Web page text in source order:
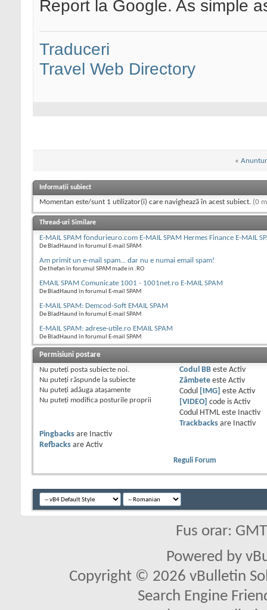
Report la Google. As simple
Traduceri
Travel Web Directory
«
Informații subiect
Momentan este/sunt 1 utilizator(i) care navighează în acest subiect. (0
Thread-uri Similare
E-MAIL SPAM fondurieuro.com E-MAIL SPAM Hermes Finance E-MAIL
De BladHaund în forumul E-mail SPAM
Am primit un e-mail spam... dar nu e numai email spam!
De thefan în forumul SPAM made in .RO
EMAIL SPAM Comunicate 1001 - 1001net.ro E-MAIL SPAM
De BladHaund în forumul E-mail SPAM
E-MAIL SPAM: Demcod-Soft EMAIL SPAM
De BladHaund în forumul E-mail SPAM
E-MAIL SPAM: adrese-utile.ro EMAIL SPAM
De BladHaund în forumul E-mail SPAM
Permisiuni postare
Nu puteţi posta subiecte noi.
Nu puteţi răspunde la subiecte
Nu puteţi adăuga ataşamente
Nu puteţi modifica posturile proprii
Codul BBeste Activ
Zâmbeteeste Activ
Codul
[IMG] este Activ
[VIDEO]
code is Activ
Codul HTML este
Inactiv
Trackbacksare
Inactiv
Pingbacks are
Inactiv
Refbacks are Activ
Reguli Forum
Fus orar:
Powered by
Copyright © 2026 vBulletin
Search Engine